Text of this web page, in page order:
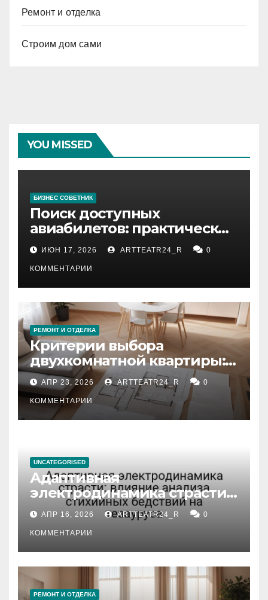
Ремонт и отделка
Строим дом сами
YOU MISSED
БИЗНЕС СОВЕТНИК
Поиск доступных
авиабилетов: практические
рекомендации
ИЮН 17, 2026 ARTTEATR24_R 0
КОММЕНТАРИИ
РЕМОНТ И ОТДЕЛКА
Критерии выбора
двухкомнатной квартиры:
планировка, площадь,
состояние и документация
АПР 23, 2026 ARTTEATR24_R 0
КОММЕНТАРИИ
UNCATEGORISED
Адаптивная
электродинамика страсти:
влияние анализа
стихийных бедствий на
тезауруса
АПР 16, 2026 ARTTEATR24_R 0
КОММЕНТАРИИ
РЕМОНТ И ОТДЕЛКА